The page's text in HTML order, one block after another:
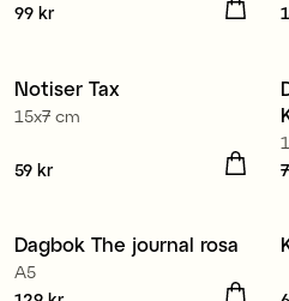
Pris:
99 kr
Nyhet
Notiser Tax
15x7 cm
Pris:
59 kr
Nyhet
Dagbok The journal rosa
A5